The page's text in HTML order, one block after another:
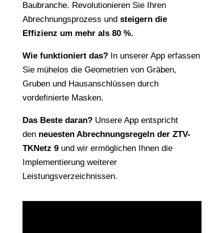
Baubranche. Revolutionieren Sie Ihren
Abrechnungsprozess und steigern die
Effizienz um mehr als 80 %.
Wie funktioniert das? In unserer App erfassen
Sie mühelos die Geometrien von Gräben,
Gruben und Hausanschlüssen durch
vordefinierte Masken.
Das Beste daran?Unsere App entspricht
den neuesten Abrechnungsregeln der ZTV-
TKNetz 9und wir ermöglichen Ihnen die
Implementierung weiterer
Leistungsverzeichnissen.